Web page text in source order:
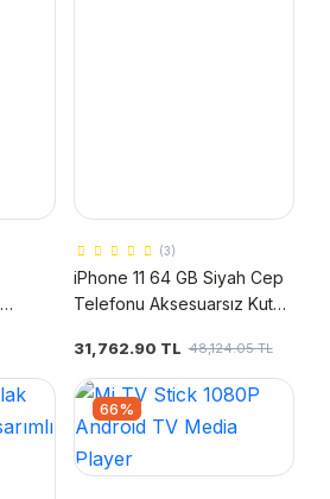
(3)
iPhone 11 64 GB Siyah Cep
Telefonu Aksesuarsız Kutu
31,762.90 TL 48,124.05 TL
66%